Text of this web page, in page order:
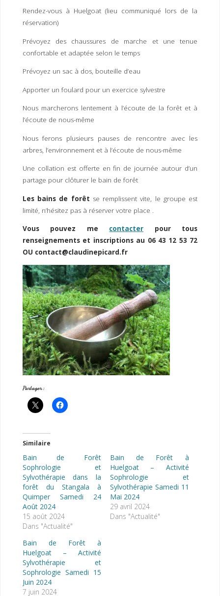
Rendez-vous à Huelgoat (lieu communiqué lors de la
réservation)
Prévoyez des chaussures de marche et une tenue
confortable et adaptée selon le temps
Prévoyez un sac à dos, bouteille d’eau
Apporter un foulard pour un exercice sylvestre
Nous marcherons lentement à l’écoute de la forêt et à
l’écoute de nous-même
Nous ferons plusieurs pauses de rencontre avec les
arbres, l’environnement et à l’écoute de nous-même
Une collation est offerte en fin de journée autour d’un
partage pour clôturer le bain de forêt
Les bains de forêt se remplissent vite, le groupe est
limité, n’hésitez pas à réserver votre place .
Vous pouvez me contacter pour tous
renseignements et inscriptions au 06 43 12 53 72
OU contact@claudinepicard.fr
Partager :
Similaire
Bain de Forêt
Sophrologie et
Sylvothérapie dans la
forêt du Stangala à
Quimper Samedi 24
Août 2024
15 août 2024
Dans "Actualité"
Bain de Forêt à
Huelgoat – Activité
Sophrologie et
Sylvothérapie Samedi 11
Mai 2024
29 avril 2024
Dans "Actualité"
Bain de Forêt à
Huelgoat – Activité
Sylvothérapie et
Sophrologie Samedi 15
Juin 2024
7 juin 2024